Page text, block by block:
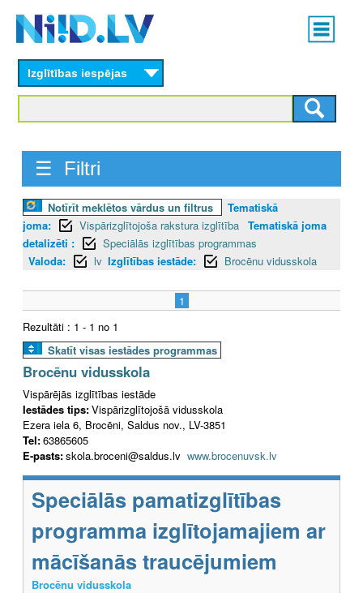
content
Main
menu
Izglītības iespējas
☰ Filtri
Notīrīt meklētos vārdus un filtrus
Tematiskā
joma:
Vispārizglītojoša rakstura izglītība Tematiskā joma
detalizēti :
Speciālās izglītības programmas
Valoda:
lv Izglītības iestāde: Brocēnu vidusskola
1
Rezultāti : 1 - 1 no 1
Skatīt visas iestādes programmas
Brocēnu vidusskola
Vispārējās izglītības iestāde
Iestādes tips:Vispārizglītojošā vidusskola
Ezera iela 6, Brocēni, Saldus nov., LV-3851
Tel:63865605
E-pasts:skola.broceni@saldus.lv www.brocenuvsk.lv
Speciālās pamatizglītības
programma izglītojamajiem ar
mācīšanās traucējumiem
Brocēnu vidusskola